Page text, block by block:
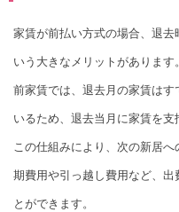
家賃が前払い方式の場合、退
いう大きなメリットがあります。
前家賃では、退去月の家賃は
いるため、退去当月に家賃を支
この仕組みにより、次の新居
期費用や引っ越し費用など、
とができます。